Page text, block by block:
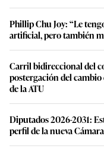
Phillip Chu Joy: “Le
artificial, pero también
Carril bidireccional del
postergación del cambio
de la ATU
Diputados 2026-2031:
perfil de la nueva